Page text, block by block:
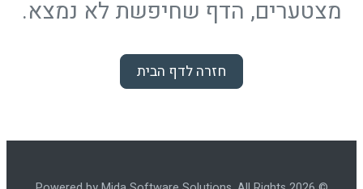
מצטערים, הדף שחיפשת לא נמצא.
חזרה לדף הבית